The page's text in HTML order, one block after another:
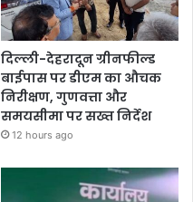
दिल्ली-देहरादून ग्रीनफील्ड
बाईपास पर डीएम का औचक
निरीक्षण, गुणवत्ता और
समयसीमा पर सख्त निर्देश
12 hours ago